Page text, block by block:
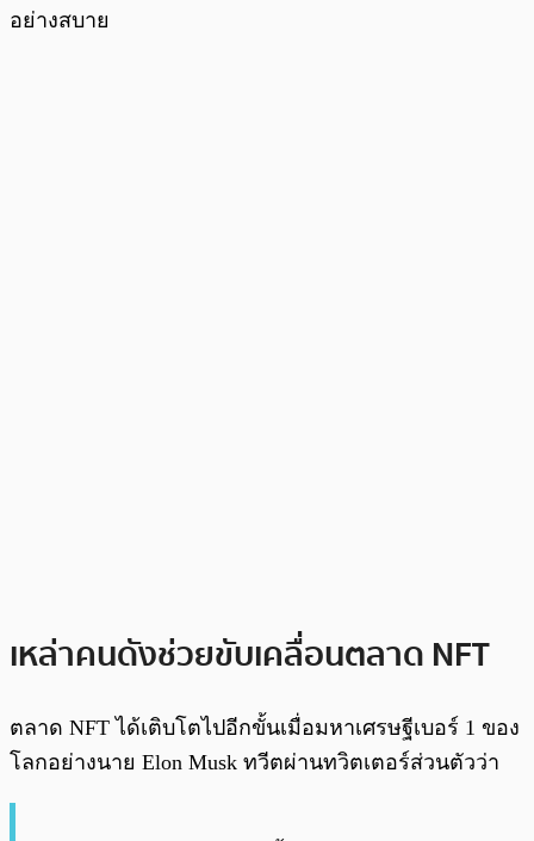
อย่างสบาย
เหล่าคนดังช่วยขับเคลื่อนตลาด NFT
ตลาด NFT ได้เติบโตไปอีกขั้นเมื่อมหาเศรษฐีเบอร์ 1 ของ
โลกอย่างนาย Elon Musk ทวีตผ่านทวิตเตอร์ส่วนตัวว่า